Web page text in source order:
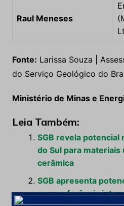
Raul Meneses
Fonte: Larissa Souza |
do Serviço Geológico do
Ministério de Minas e
Leia Também:
SGB revela potencial
do Sul para
cerâmica
SGB apresenta
em conferência